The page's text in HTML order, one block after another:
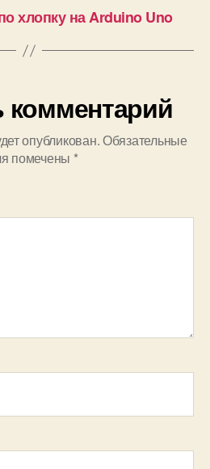
хлопку на Arduino Uno
комментарий
опубликован.Обязательные
помечены *